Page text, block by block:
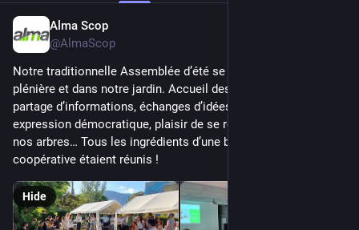
Alma Scop
@AlmaScop
Notre traditionnelle Assemblée d’été se tenait le 2 juillet, en
plénière et dans notre jardin. Accueil des nouvelles recrues,
partage d’informations, échanges d’idées, co-construction,
expression démocratique, plaisir de se retrouver à l’ombre de
nos arbres… Tous les ingrédients d’une belle journée
coopérative étaient réunis !
Hide